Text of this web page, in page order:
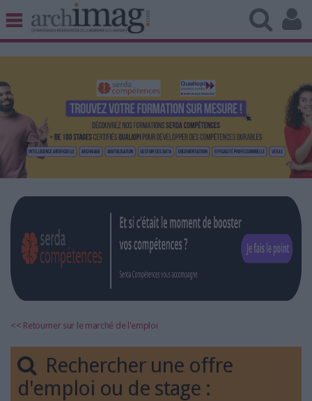
BIBLIOTHÈQUE ÉDITION
UNIVERS DATA
TRAVAIL COLLABORATIF
VIE NUMÉRIQUE
NUMÉRIQUE RESPONSABLE
LES DOSSIERS
L'ESPACE EMPLOI
L'AGENDA
L'ANNUAIRE DES ACTEURS
<< Retourner sur le marché de l'emploi
Rechercher une offre
d'emploi ou de stage :